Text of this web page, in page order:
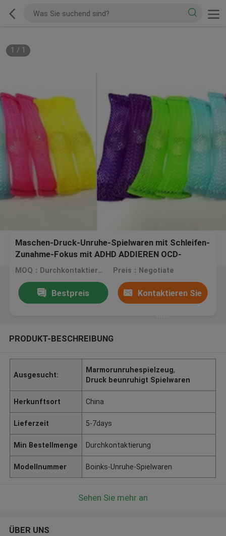
1 / 1
Maschen-Druck-Unruhe-Spielwaren mit Schleifen-
Zunahme-Fokus mit ADHD ADDIEREN OCD-
Autismus
MOQ：Durchkontaktierung Preis：Negotiate
Bestpreis Kontaktieren Sie
PRODUKT-BESCHREIBUNG
Ausgesucht:
Marmorunruhespielzeug,
Druck beunruhigt Spielwaren
Herkunftsort China
Lieferzeit 5-7days
Min Bestellmenge Durchkontaktierung
Modellnummer Boinks-Unruhe-Spielwaren
Sehen Sie mehr an
ÜBER UNS